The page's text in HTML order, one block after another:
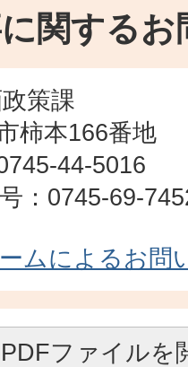
関するお
策課
柿本166番地
44-5016
：0745-69-
ムによるお問
PDFファイルを